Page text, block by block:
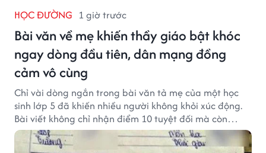
HỌC ĐƯỜNG 1 giờ trước
Bài văn về mẹ khiến thầy giáo bật khóc
ngay dòng đầu tiên, dân mạng đồng
cảm vô cùng
Chỉ vài dòng ngắn trong bài văn tả mẹ của một học
sinh lớp 5 đã khiến nhiều người không khỏi xúc động.
Bài viết không chỉ nhận điểm 10 tuyệt đối mà còn
khiến thầy giáo nghẹn ngào viết lời phê: "Thầy đã
khóc khi đọc xong dòng đầu tiên."